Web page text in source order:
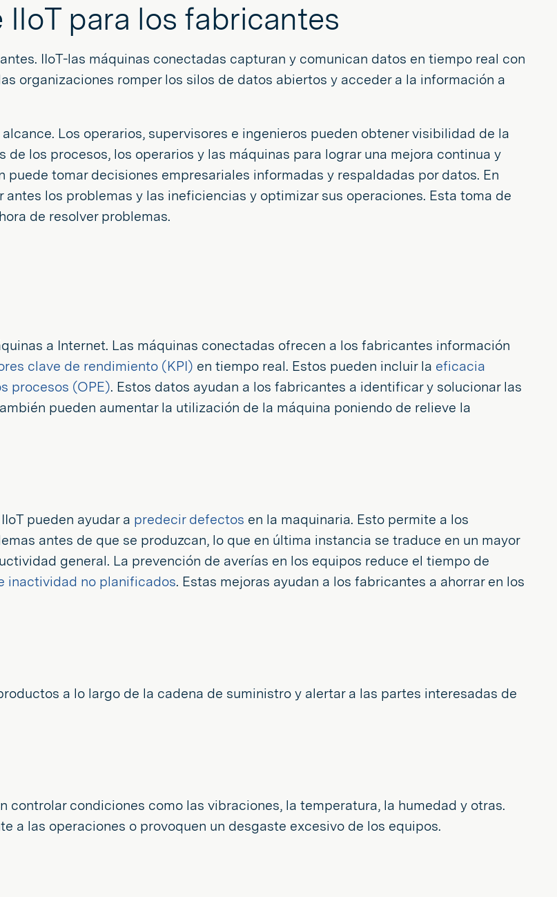
para los fabricantes
IIoT-las máquinas conectadas capturan y comunican datos en tiempo real con
organizaciones romper los silos de datos abiertos y acceder a la información a
Los operarios, supervisores e ingenieros pueden obtener visibilidad de la
los procesos, los operarios y las máquinas para lograr una mejora continua y
tomar decisiones empresariales informadas y respaldadas por datos. En
los problemas y las ineficiencias y optimizar sus operaciones. Esta toma de
de resolver problemas.
a Internet. Las máquinas conectadas ofrecen a los fabricantes información
clave de rendimiento (KPI) en tiempo real. Estos pueden incluir la eficacia
procesos (OPE). Estos datos ayudan a los fabricantes a identificar y solucionar las
pueden aumentar la utilización de la máquina poniendo de relieve la
pueden ayudar a predecir defectos en la maquinaria. Esto permite a los
antes de que se produzcan, lo que en última instancia se traduce en un mayor
general. La prevención de averías en los equipos reduce el tiempo de
inactividad no planificados. Estas mejoras ayudan a los fabricantes a ahorrar en los
a lo largo de la cadena de suministro y alertar a las partes interesadas de
controlar condiciones como las vibraciones, la temperatura, la humedad y otras.
a las operaciones o provoquen un desgaste excesivo de los equipos.